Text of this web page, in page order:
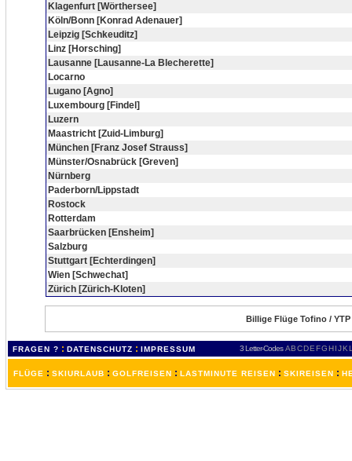
Klagenfurt [Wörthersee]
Köln/Bonn [Konrad Adenauer]
Leipzig [Schkeuditz]
Linz [Horsching]
Lausanne [Lausanne-La Blecherette]
Locarno
Lugano [Agno]
Luxembourg [Findel]
Luzern
Maastricht [Zuid-Limburg]
München [Franz Josef Strauss]
Münster/Osnabrück [Greven]
Nürnberg
Paderborn/Lippstadt
Rostock
Rotterdam
Saarbrücken [Ensheim]
Salzburg
Stuttgart [Echterdingen]
Wien [Schwechat]
Zürich [Zürich-Kloten]
Billige Flüge Tofino /
FRAGEN ? : DATENSCHUTZ : IMPRESSUM 3 Letter-Codes ABCDEFGH IJKL
FLÜGE : SKIURLAUB : GOLFREISEN : LASTMINUTE REISEN : SKIREISEN :